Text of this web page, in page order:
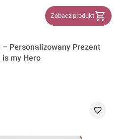
Zobacz produkt
Personalizowany Prezent
is my Hero